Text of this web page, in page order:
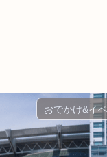
おでかけ&イ